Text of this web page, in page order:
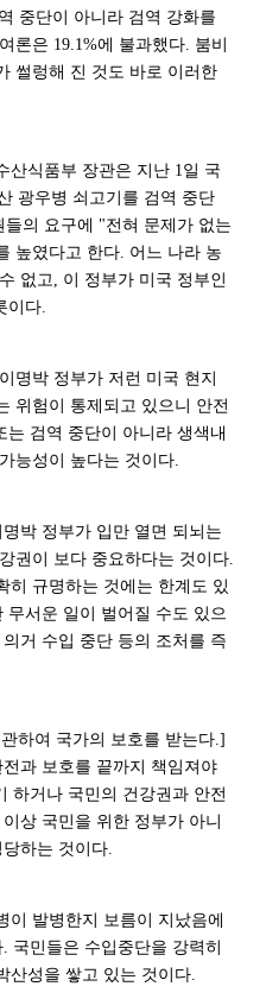
중단이 아니라 검역 강화를
론은 19.1%에 불과했다. 붐비
썰렁해 진 것도 바로 이러한
산식품부 장관은 지난 1일 국
광우병 쇠고기를 검역 중단
의 요구에 "전혀 문제가 없는
높였다고 한다. 어느 나라 농
없고, 이 정부가 미국 정부인
이다.
명박 정부가 저런 미국 현지
위험이 통제되고 있으니 안전
검역 중단이 아니라 생색내
능성이 높다는 것이다.
박 정부가 입만 열면 되뇌는
권이 보다 중요하다는 것이다.
히 규명하는 것에는 한계도 있
무서운 일이 벌어질 수도 있으
거 수입 중단 등의 조처를 즉
하여 국가의 보호를 받는다.]
과 보호를 끝까지 책임져야
하거나 국민의 건강권과 안전
상 국민을 위한 정부가 아니
하는 것이다.
이 발병한지 보름이 지났음에
국민들은 수입중단을 강력히
산성을 쌓고 있는 것이다.